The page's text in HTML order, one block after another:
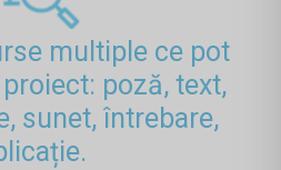
multiple ce pot
poză, text,
sunet, întrebare,